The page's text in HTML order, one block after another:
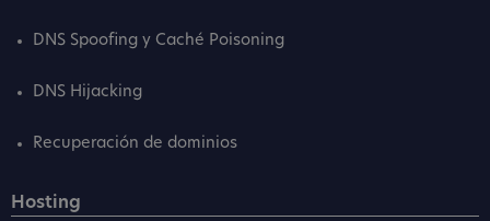
DNS Spoofing y Caché Poisoning
DNS Hijacking
Recuperación de dominios
Hosting